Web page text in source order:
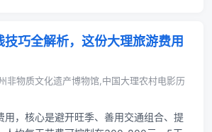
技巧全解析，这份大理旅游费用
非物质文化遗产博物馆,中国大理农村电影历
用，核心是避开旺季、善用交通组合、提